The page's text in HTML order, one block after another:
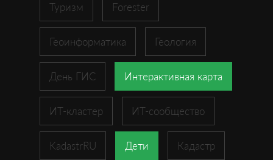
Туризм Forester
Геоинформатика Геология
День ГИС Интерактивная карта
ИТ-кластер ИТ-сообщество
KadastrRU Дети Кадастр